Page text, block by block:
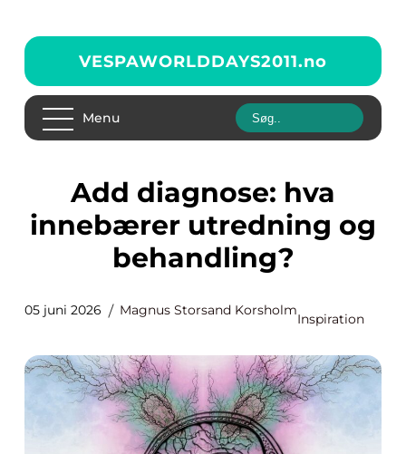
VESPAWORLDDAYS2011.no
Menu
Add diagnose: hva
innebærer utredning og
behandling?
05 juni 2026 Magnus Storsand Korsholm
Inspiration